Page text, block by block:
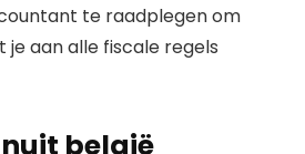
te raadplegen om
aan alle fiscale regels
belgië